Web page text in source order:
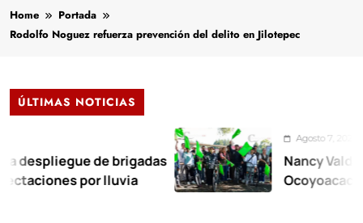
Home
Portada
Rodolfo Noguez refuerza prevención del delito en Jilotepec
ÚLTIMAS NOTICIAS
de brigadas
por lluvia
Agosto 7, 2026
Nancy Valdez
Ocoyoacac tendrá